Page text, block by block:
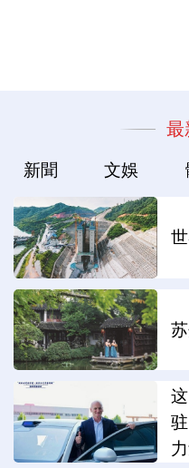
最
新聞 文娛